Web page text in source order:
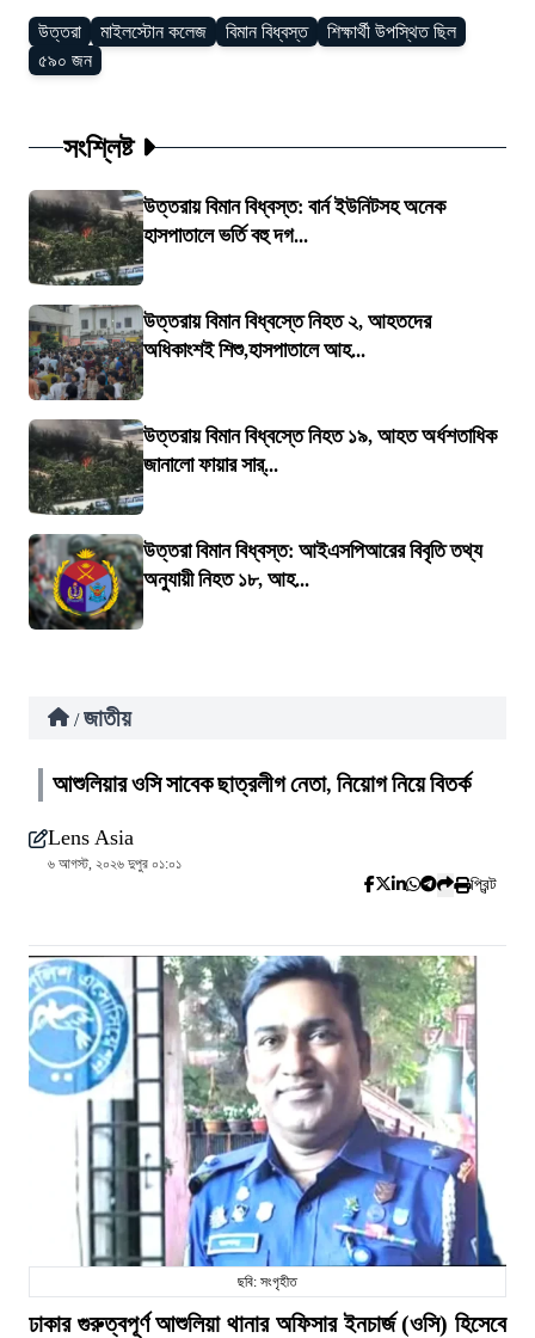
উত্তরা মাইলস্টোন কলেজ বিমান বিধ্বস্ত
শিক্ষার্থী উপস্থিত ছিল
৫৯০ জন
সংশ্লিষ্ট
উত্তরায় বিমান বিধ্বস্ত: বার্ন ইউনিটসহ অনেক
হাসপাতালে ভর্তি বহু দগ...
উত্তরায় বিমান বিধ্বস্তে নিহত ২, আহতদের
অধিকাংশই শিশু,হাসপাতালে আহ...
উত্তরায় বিমান বিধ্বস্তে নিহত ১৯, আহত অর্ধশতাধিক
জানালো ফায়ার সার্...
উত্তরা বিমান বিধ্বস্ত: আইএসপিআরের বিবৃতি তথ্য
অনুযায়ী নিহত ১৮, আহ...
/ জাতীয়
আশুলিয়ার ওসি সাবেক ছাত্রলীগ নেতা, নিয়োগ নিয়ে বিতর্ক
Lens Asia
৬ আগস্ট, ২০২৬ দুপুর ০১:০১
প্রিন্ট
ছবি: সংগৃহীত
ঢাকার গুরুত্বপূর্ণ আশুলিয়া থানার অফিসার ইনচার্জ (ওসি) হিসেবে